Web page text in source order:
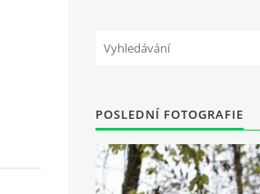
POSLEDNÍ FOTOGRAFIE